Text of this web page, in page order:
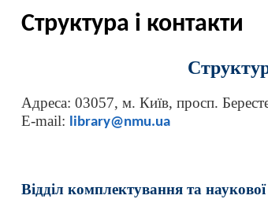
Структура і контакти
Адреса: 03057, м. Київ, просп.
Е-mail: library@nmu.ua
Відділ комплектування та